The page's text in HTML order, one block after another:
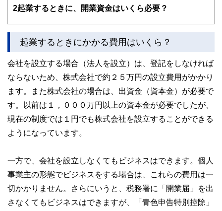
いる。
学では経営学や消費生活論の講義を担当している。
https://www.atharmony-office.jp/
2起業するときに、開業資金はいくら必要？
起業するときにかかる費用はいくら？
会社を設立する場合（法人を設立）は、登記をしなければ
ならないため、株式会社で約２５万円の設立費用がかかり
ます。また株式会社の場合は、出資金（資本金）が必要で
す。以前は１，０００万円以上の資本金が必要でしたが、
現在の制度では１円でも株式会社を設立することができる
ようになっています。
一方で、会社を設立しなくてもビジネスはできます。個人
事業主の形態でビジネスをする場合は、これらの費用は一
切かかりません。さらにいうと、税務署に「開業届」を出
さなくてもビジネスはできますが、「青色申告特別控除」